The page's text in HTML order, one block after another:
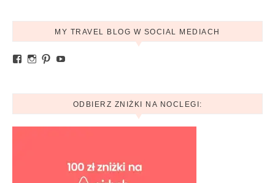
MY TRAVEL BLOG W SOCIAL MEDIACH
Zobacz profil Ania.mytravelblog na Facebook
Zobacz profil mytravelblog.com.pl na Instagram
Pinterest
YouTube
ODBIERZ ZNIŻKI NA NOCLEGI: